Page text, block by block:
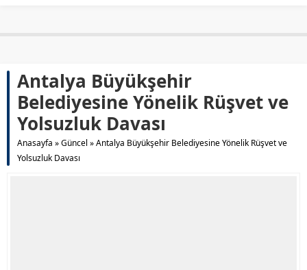
Antalya Büyükşehir
Belediyesine Yönelik Rüşvet ve
Yolsuzluk Davası
Anasayfa »Güncel »Antalya Büyükşehir Belediyesine Yönelik Rüşvet ve
Yolsuzluk Davası